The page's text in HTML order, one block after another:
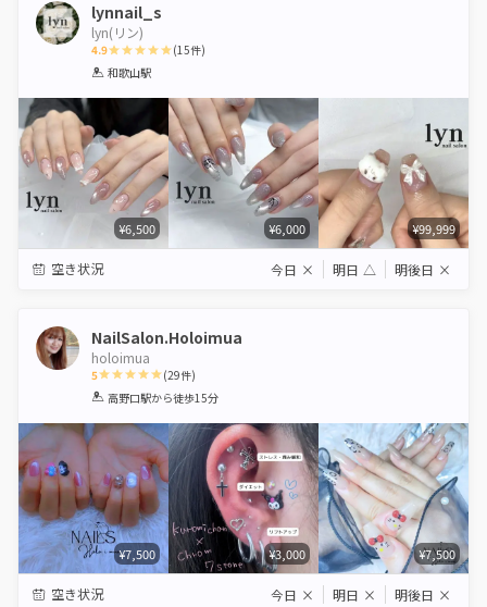
lynnail_s
lyn(リン)
4.9
1 2 3 4
(15件)
和歌山駅
¥6,500 ¥6,000 ¥99,999
空き状況 今日 × 明日 △ 明後日 ×
NailSalon.Holoimua
holoimua
5
1 2 3 4 5
(29件)
高野口駅から徒歩15分
¥7,500 ¥3,000 ¥7,500
空き状況 今日 × 明日 × 明後日 ×